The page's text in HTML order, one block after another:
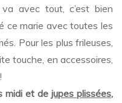
avec tout, c’est bien
ce marie avec toutes les
Pour les plus frileuses,
touche, en accessoires,
midi et de jupes plissées,